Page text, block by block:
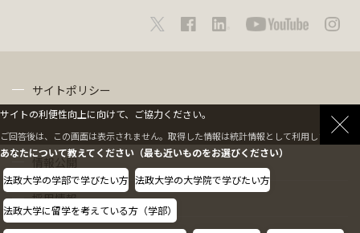
サイトポリシー
情報公開
採用情報
サイトの利便性向上に向けて、ご協力ください。
ご回答後は、この画面は表示されません。取得した情報は統計情報として利用します。
あなたについて教えてください（最も近いものをお選びください）
法政大学の学部で学びたい方 法政大学の大学院で学びたい方
法政大学に留学を考えている方（学部）